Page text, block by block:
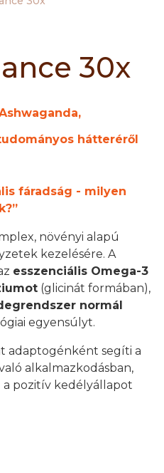
30x
hátteréről
fáradság - milyen
növényi alapú
kezelésére. A
esszenciális Omega-3
(glicinát formában),
normál
egyensúlyt.
adaptogénként segíti a
alkalmazkodásban,
a pozitív kedélyállapot